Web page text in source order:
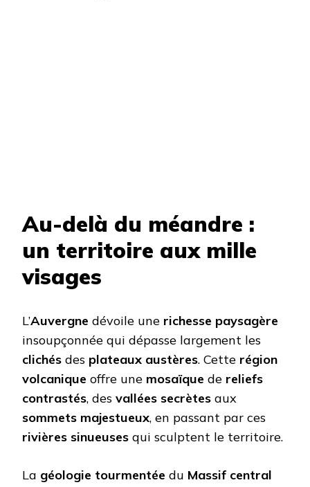
Au-delà du méandre :
un territoire aux mille
visages
L’Auvergne dévoile une richesse paysagère
insoupçonnée qui dépasse largement les
clichés des plateaux austères. Cette région
volcanique offre une mosaïque de reliefs
contrastés, des vallées secrètes aux
sommets majestueux, en passant par ces
rivières sinueuses qui sculptent le territoire.
La géologie tourmentée du Massif central